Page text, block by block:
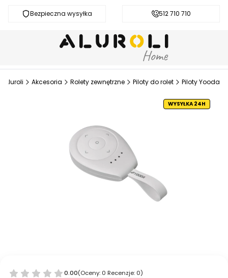
Bezpieczna wysyłka Darmowa dostawa od 200 zł
512 710 710
Aluroli Akcesoria Rolety zewnętrzne Piloty do rolet Piloty Yooda
WYSYŁKA 24H
0.00(Oceny: 0 Recenzje: 0)